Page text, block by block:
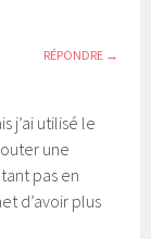
RÉPONDRE
j’ai utilisé le
une
pas en
d’avoir plus